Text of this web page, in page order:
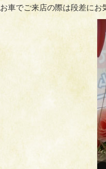
お車でご来店の際は段差にお